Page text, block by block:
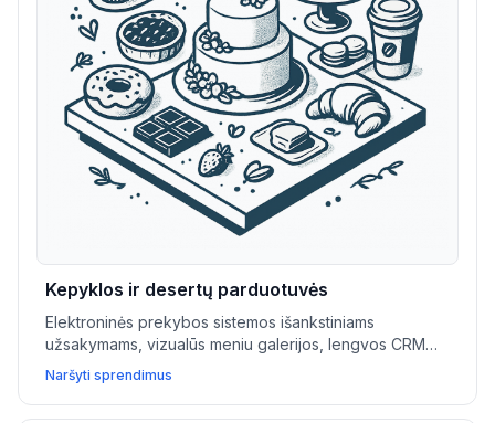
Kepyklos ir desertų parduotuvės
Elektroninės prekybos sistemos išankstiniams
užsakymams, vizualūs meniu galerijos, lengvos CRM
sistemos ir socialinių tinklų srautai padeda kepykloms ir
desertų parduotuvėms skatinti pardavimus ir pristatyti
savo pasiūlymus.
Naršyti sprendimus